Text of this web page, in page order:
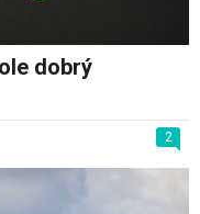
dobrý
2